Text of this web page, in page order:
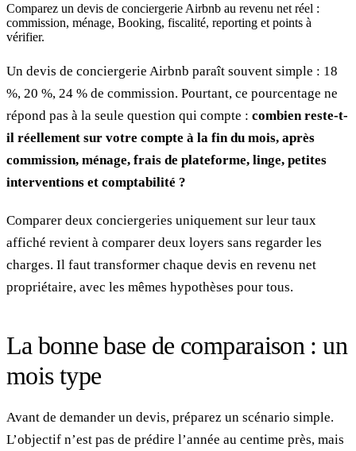
Comparez un devis de conciergerie Airbnb au revenu net réel :
commission, ménage, Booking, fiscalité, reporting et points à
vérifier.
Un devis de conciergerie Airbnb paraît souvent simple : 18
%, 20 %, 24 % de commission. Pourtant, ce pourcentage ne
répond pas à la seule question qui compte : combien reste-t-
il réellement sur votre compte à la fin du mois, après
commission, ménage, frais de plateforme, linge, petites
interventions et comptabilité ?
Comparer deux conciergeries uniquement sur leur taux
affiché revient à comparer deux loyers sans regarder les
charges. Il faut transformer chaque devis en revenu net
propriétaire, avec les mêmes hypothèses pour tous.
La bonne base de comparaison : un
mois type
Avant de demander un devis, préparez un scénario simple.
L’objectif n’est pas de prédire l’année au centime près, mais